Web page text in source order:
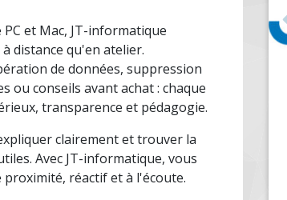
et Mac, JT-informatique
distance qu'en atelier.
de données, suppression
ou conseils avant achat : chaque
transparence et pédagogie.
clairement et trouver la
Avec JT-informatique, vous
réactif et à l'écoute.